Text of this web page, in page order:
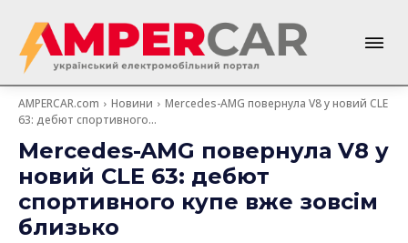
AMPERCAR.com Новини
Mercedes-AMG повернула V8 у новий CLE
63: дебют спортивного...
Mercedes-AMG повернула V8 у
новий CLE 63: дебют
спортивного купе вже зовсім
близько